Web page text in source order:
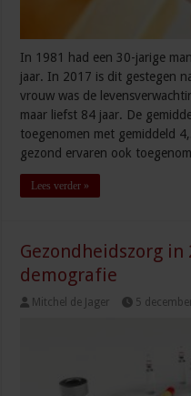
In 1981 had een 30-jarige
jaar. In 2017 is dit gestegen
vrouw was de
maar liefst 84 jaar. De
toegenomen met gemiddeld
gezond ervaren ook
Lees verder »
Gezondheidszorg in
demografie
Mitchel de Jager 5